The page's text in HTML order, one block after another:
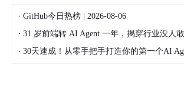
· GitHub今日热榜 | 2026-08-06
· 31 岁前端转 AI Agent 一年，揭穿行业没人
· 30天速成！从零手把手打造你的第一个AI Agent应用